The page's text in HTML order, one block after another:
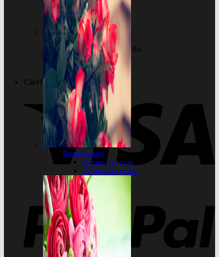
No hay productos en el carrito.
Volver a la tienda
Carrito
Rosas
Ramos de rosas
Centros de rosas